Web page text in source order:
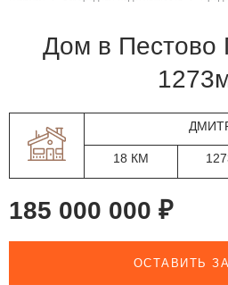
дом в Пестово Гольф-клуб
18 КМ
185 000 000 ₽
ОСТАВИТЬ